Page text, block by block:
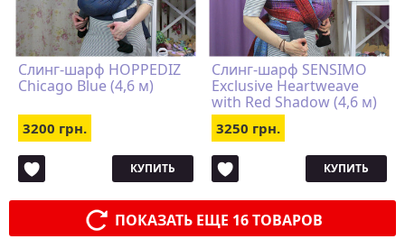
Слинг-шарф HOPPEDIZ
Chicago Blue (4,6 м)
3200 грн.
КУПИТЬ
Слинг-шарф SENSIMO
Exclusive Heartweave
with Red Shadow (4,6 м)
3250 грн.
КУПИТЬ
ПОКАЗАТЬ ЕЩЕ 16 ТОВАРОВ